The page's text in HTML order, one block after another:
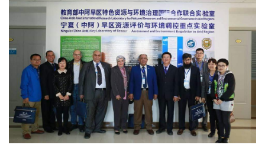
الطلاب
هيئة التدريس
الدراسات العليا
الخريجين
الموظفون